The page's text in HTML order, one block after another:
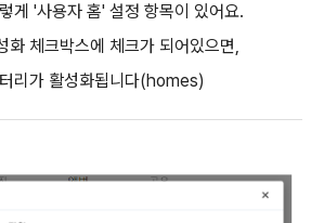
게 '사용자 홈' 설정 항목이 있어요.
화 체크박스에 체크가 되어있으면,
리가 활성화됩니다(homes)